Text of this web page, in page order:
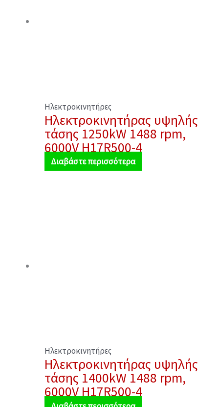
Ηλεκτροκινητήρες
Ηλεκτροκινητήρας υψηλής
τάσης 1250kW 1488 rpm,
6000V H17R500-4
Διαβάστε περισσότερα
Ηλεκτροκινητήρες
Ηλεκτροκινητήρας υψηλής
τάσης 1400kW 1488 rpm,
6000V H17R500-4